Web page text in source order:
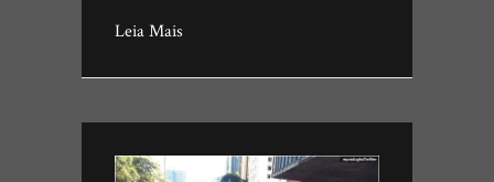
Leia Mais